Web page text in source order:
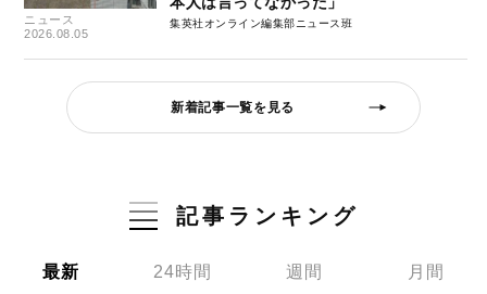
ニュース
2026.08.05
集英社オンライン編集部ニュース班
新着記事一覧を見る
記事ランキング
最新 24時間 週間 月間